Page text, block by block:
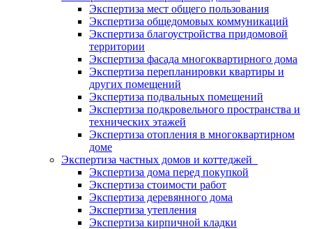
Экспертиза мест общего пользования
Экспертиза общедомовых коммуникаций
Экспертиза благоустройства придомовой
территории
Экспертиза фасада многоквартирного дома
Экспертиза перепланировки квартиры и
других помещений
Экспертиза подвальных помещений
Экспертиза подкровельного пространства и
технических этажей
Экспертиза отопления в многоквартирном
доме
Экспертиза частных домов и коттеджей
Экспертиза дома перед покупкой
Экспертиза стоимости работ
Экспертиза деревянного дома
Экспертиза утепления
Экспертиза кирпичной кладки